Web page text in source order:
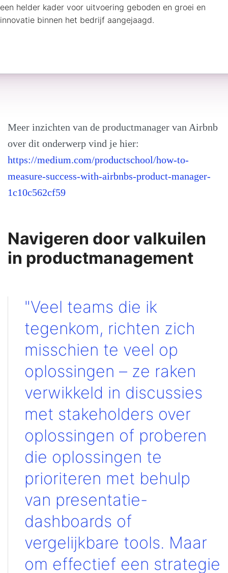
een helder kader voor uitvoering geboden en groei en
innovatie binnen het bedrijf aangejaagd.
Meer inzichten van de productmanager van Airbnb
over dit onderwerp vind je hier:
https://medium.com/productschool/how-to-
measure-success-with-airbnbs-product-manager-
1c10c562cf59
Navigeren door valkuilen
in productmanagement
"Veel teams die ik
tegenkom, richten zich
misschien te veel op
oplossingen – ze raken
verwikkeld in discussies
met stakeholders over
oplossingen of proberen
die oplossingen te
prioriteren met behulp
van presentatie-
dashboards of
vergelijkbare tools. Maar
om effectief een strategie